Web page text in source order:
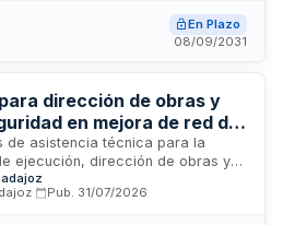
que acrediten solvencia
mediante experiencia
ordinario.
En Plazo
08/09/2031
dirección de obras y
en mejora de red de
de asistencia técnica para la
ejecución, dirección de obras y
y salud en las obras de mejora
de agua en varias localidades
Pub. 31/07/2026